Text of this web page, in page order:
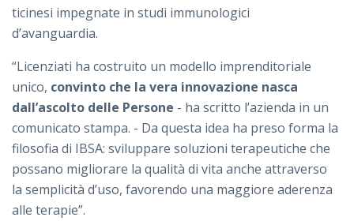
ticinesi impegnate in studi immunologici
d’avanguardia.
“Licenziati ha costruito un modello imprenditoriale
unico, convinto che la vera innovazione nasca
dall’ascolto delle Persone - ha scritto l’azienda in un
comunicato stampa. - Da questa idea ha preso forma la
filosofia di IBSA: sviluppare soluzioni terapeutiche che
possano migliorare la qualità di vita anche attraverso
la semplicità d’uso, favorendo una maggiore aderenza
alle terapie”.